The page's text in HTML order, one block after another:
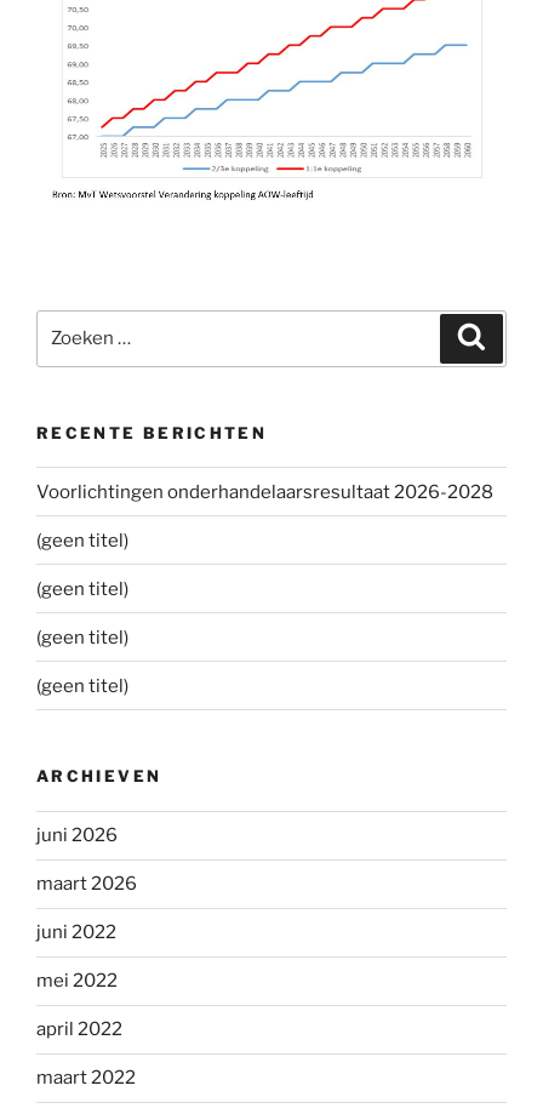
Zoeken
RECENTE BERICHTEN
Voorlichtingen onderhandelaarsresultaat 2026-2028
(geen titel)
(geen titel)
(geen titel)
(geen titel)
ARCHIEVEN
juni 2026
maart 2026
juni 2022
mei 2022
april 2022
maart 2022